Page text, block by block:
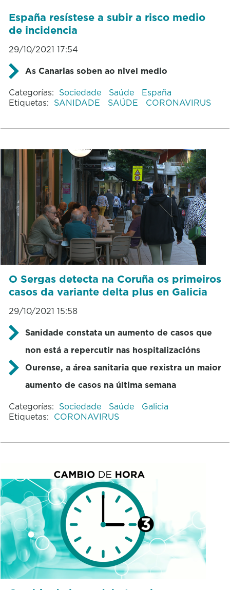
España resístese a subir a risco medio
de incidencia
29/10/2021 17:54
As Canarias soben ao nivel medio
Categorías: Sociedade Saúde
España
Etiquetas: SANIDADE SAÚDE CORONAVIRUS
O Sergas detecta na Coruña os primeiros
casos da variante delta plus en Galicia
29/10/2021 15:58
Sanidade constata un aumento de casos que
non está a repercutir nas hospitalizacións
Ourense, a área sanitaria que rexistra un maior
aumento de casos na última semana
Categorías: Sociedade Saúde
Galicia
Etiquetas: CORONAVIRUS